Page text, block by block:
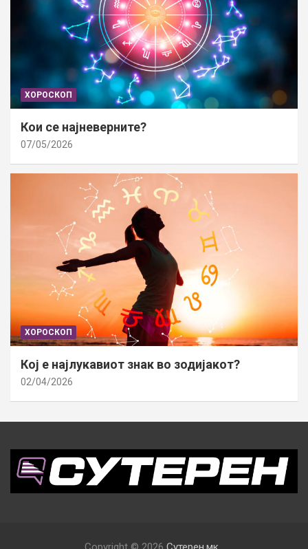
ХОРОСКОП
Кои се најневерните?
07/05/2026
ХОРОСКОП
Кој е најлукавиот знак во зодијакот?
02/04/2026